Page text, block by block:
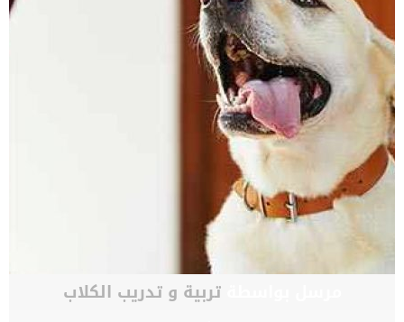
مرسل بواسطةتربية و تدريب الكلاب